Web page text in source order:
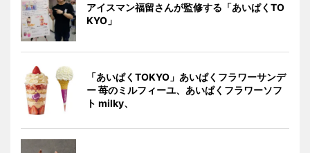
アイスマン福留さんが監修する「あいぱくTO
KYO」
「あいぱくTOKYO」あいぱくフラワーサンデ
ー 苺のミルフィーユ、あいぱくフラワーソフ
ト milky、